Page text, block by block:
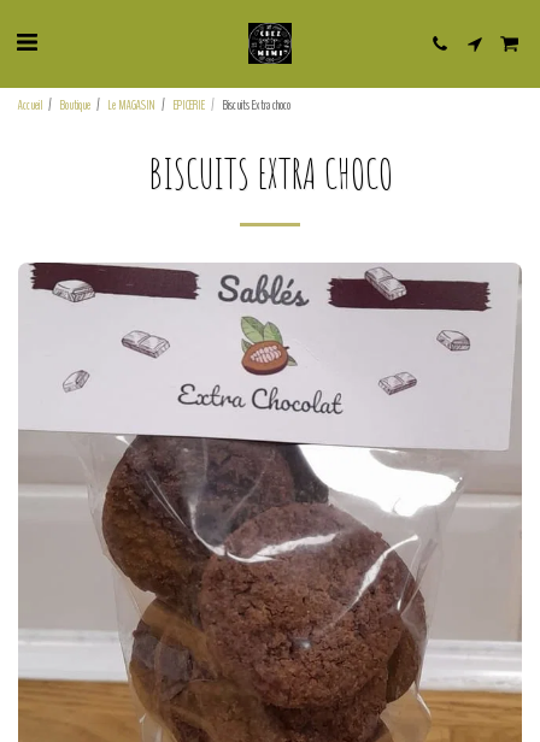
Accueil Boutique Le MAGASIN EPICERIE Biscuits Extra choco
BISCUITS EXTRA CHOCO